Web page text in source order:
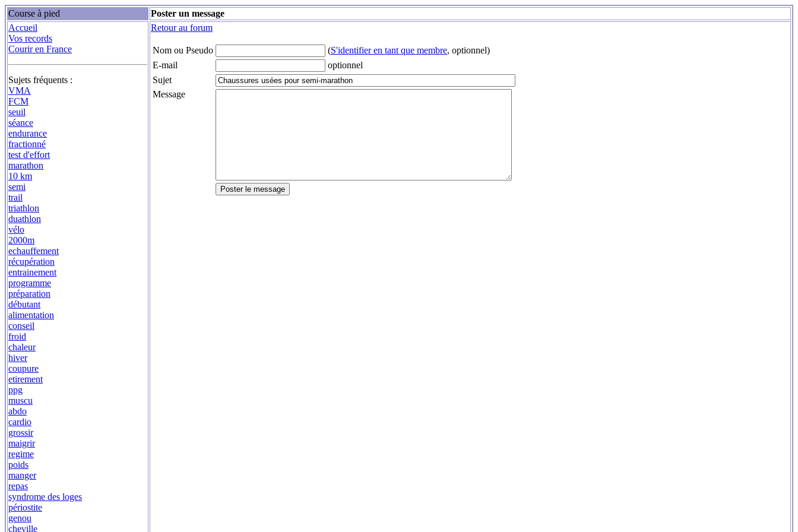
Course à pied
Poster un message
Accueil
Vos records
Courir en France
Sujets fréquents :
VMA
FCM
seuil
séance
endurance
fractionné
test d'effort
marathon
10 km
semi
trail
triathlon
duathlon
vélo
2000m
echauffement
récupération
entrainement
programme
préparation
débutant
alimentation
conseil
froid
chaleur
hiver
coupure
etirement
ppg
muscu
abdo
cardio
grossir
maigrir
regime
poids
manger
repas
syndrome des loges
périostite
genou
cheville
Retour au forum
Nom ou Pseudo (S'identifier en tant que membre, optionnel)
E-mail
optionnel
Sujet
Message